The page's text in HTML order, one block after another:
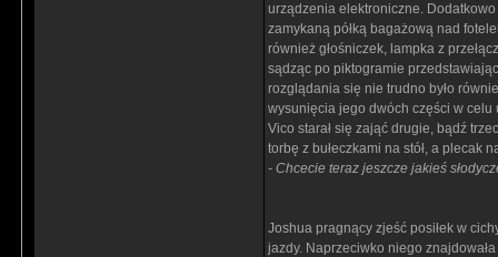
urządzenia elektroniczne.
zamykaną półką bagażową nad
również głośniczek, lampka z
sądząc po piktogramie
rozglądania się nie trudno było
wysunięcia jego dwóch części w celu
Vico starał się zająć drugie, bądź
torbę z bułeczkami na stół, a plecak
- Chcecie teraz jeszcze jakieś
Joshua pragnący zjeść posiłek w
jazdy. Naprzeciwko niego